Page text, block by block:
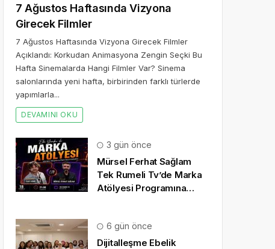
7 Ağustos Haftasında Vizyona
Girecek Filmler
7 Ağustos Haftasında Vizyona Girecek Filmler
Açıklandı: Korkudan Animasyona Zengin Seçki Bu
Hafta Sinemalarda Hangi Filmler Var? Sinema
salonlarında yeni hafta, birbirinden farklı türlerde
yapımlarla...
DEVAMINI OKU
3 gün önce
Mürsel Ferhat Sağlam
Tek Rumeli Tv’de Marka
Atölyesi Programına
6 gün önce
Dijitalleşme Ebelik